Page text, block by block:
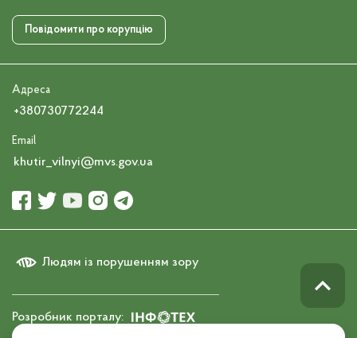
Повідомити про корупцію
Адреса
+380730772244
Email
khutir_vilnyi@mvs.gov.ua
Людям із порушенням зору
Розробник порталу: